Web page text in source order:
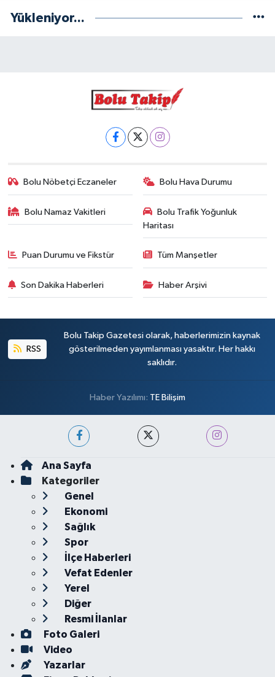
Yükleniyor...
Bolu Nöbetçi Eczaneler Bolu Hava Durumu
Bolu Namaz Vakitleri
Bolu Trafik Yoğunluk
Haritası
Puan Durumu ve Fikstür Tüm Manşetler
Son Dakika Haberleri Haber Arşivi
RSS
Bolu Takip Gazetesi olarak, haberlerimizin kaynak
gösterilmeden yayımlanması yasaktır. Her hakkı
saklıdır.
Haber Yazılımı: TE Bilişim
Ana Sayfa
Kategoriler
Genel
Ekonomi
Sağlık
Spor
İlçe Haberleri
Vefat Edenler
Yerel
Diğer
Resmi İlanlar
Foto Galeri
Video
Yazarlar